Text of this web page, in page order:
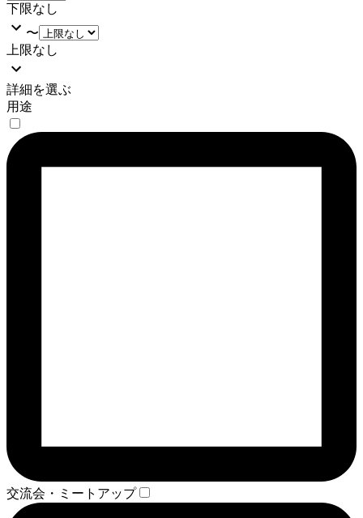
下限なし
〜
上限なし
詳細を選ぶ
用途
交流会・ミートアップ